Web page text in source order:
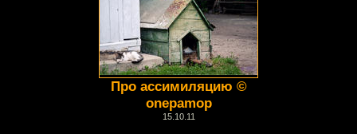
Про ассимиляцию ©
onepamop
15.10.11